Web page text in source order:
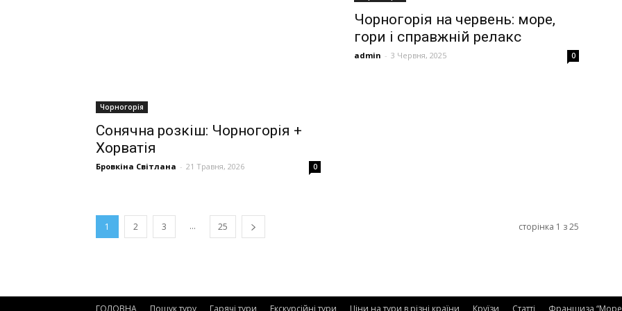
Чорногорія
Сонячна розкіш: Чорногорія +
Хорватія
Бровкіна Світлана - 21 Травня, 2026 0
Чорногорія на червень: море,
гори і справжній релакс
admin - 3 Червня, 2025 0
1 2 3 ... 25 сторінка 1 з 25
ГОЛОВНА Пошук туру Гарячі тури Екскурсійні тури Ціни на тури в різні країни Круїзи Статті Франшиза “Море